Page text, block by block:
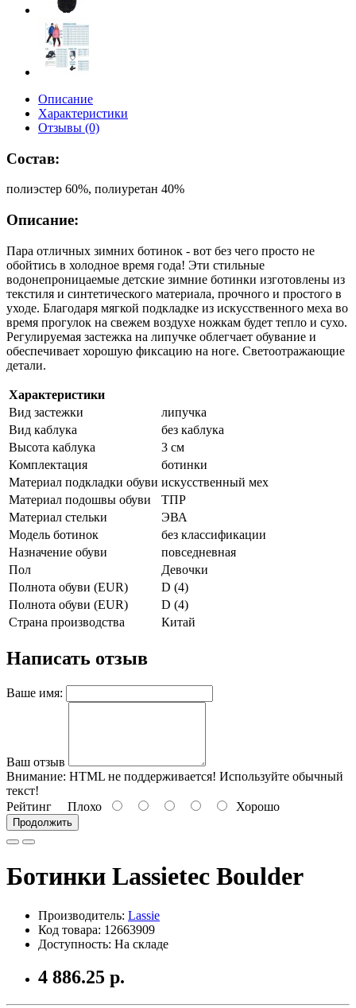
Описание
Характеристики
Отзывы (0)
Состав:
полиэстер 60%, полиуретан 40%
Описание:
Пара отличных зимних ботинок - вот без чего просто не
обойтись в холодное время года! Эти стильные
водонепроницаемые детские зимние ботинки изготовлены из
текстиля и синтетического материала, прочного и простого в
уходе. Благодаря мягкой подкладке из искусственного меха во
время прогулок на свежем воздухе ножкам будет тепло и сухо.
Регулируемая застежка на липучке облегчает обувание и
обеспечивает хорошую фиксацию на ноге. Светоотражающие
детали.
Характеристики
Вид застежки
липучка
Вид каблука
без каблука
Высота каблука
3 см
Комплектация
ботинки
Материал подкладки обуви искусственный мех
Материал подошвы обуви
ТПР
Материал стельки
ЭВА
Модель ботинок
без классификации
Назначение обуви
повседневная
Пол
Девочки
Полнота обуви (EUR)
D (4)
Полнота обуви (EUR)
D (4)
Страна производства
Китай
Написать отзыв
Ваше имя:
Ваш отзыв
Внимание: HTML не поддерживается! Используйте обычный
текст!
Рейтинг Плохо Хорошо
Продолжить
Ботинки Lassietec Boulder
Производитель: Lassie
Код товара: 12663909
Доступность: На складе
4 886.25 р.